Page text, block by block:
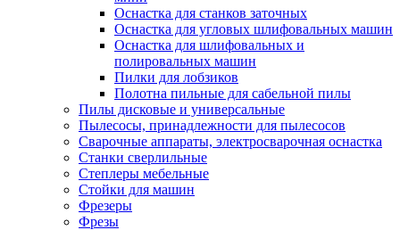
Оснастка для станков заточных
Оснастка для угловых шлифовальных машин
Оснастка для шлифовальных и
полировальных машин
Пилки для лобзиков
Полотна пильные для сабельной пилы
Пилы дисковые и универсальные
Пылесосы, принадлежности для пылесосов
Сварочные аппараты, электросварочная оснастка
Станки сверлильные
Степлеры мебельные
Стойки для машин
Фрезеры
Фрезы